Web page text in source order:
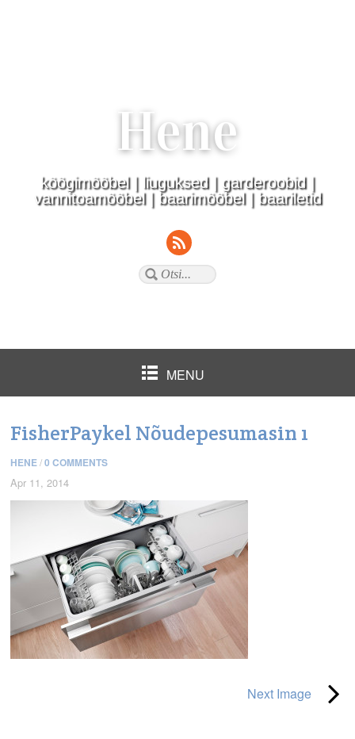
Hene
köögimööbel | liuguksed | garderoobid |
vannitoamööbel | baarimööbel | baariletid
MENU
FisherPaykel Nõudepesumasin 1
HENE / 0 COMMENTS
Apr 11, 2014
Next Image